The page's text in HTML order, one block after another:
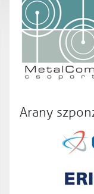
Arany